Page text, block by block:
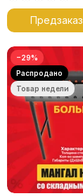
Предзаказ
−29%